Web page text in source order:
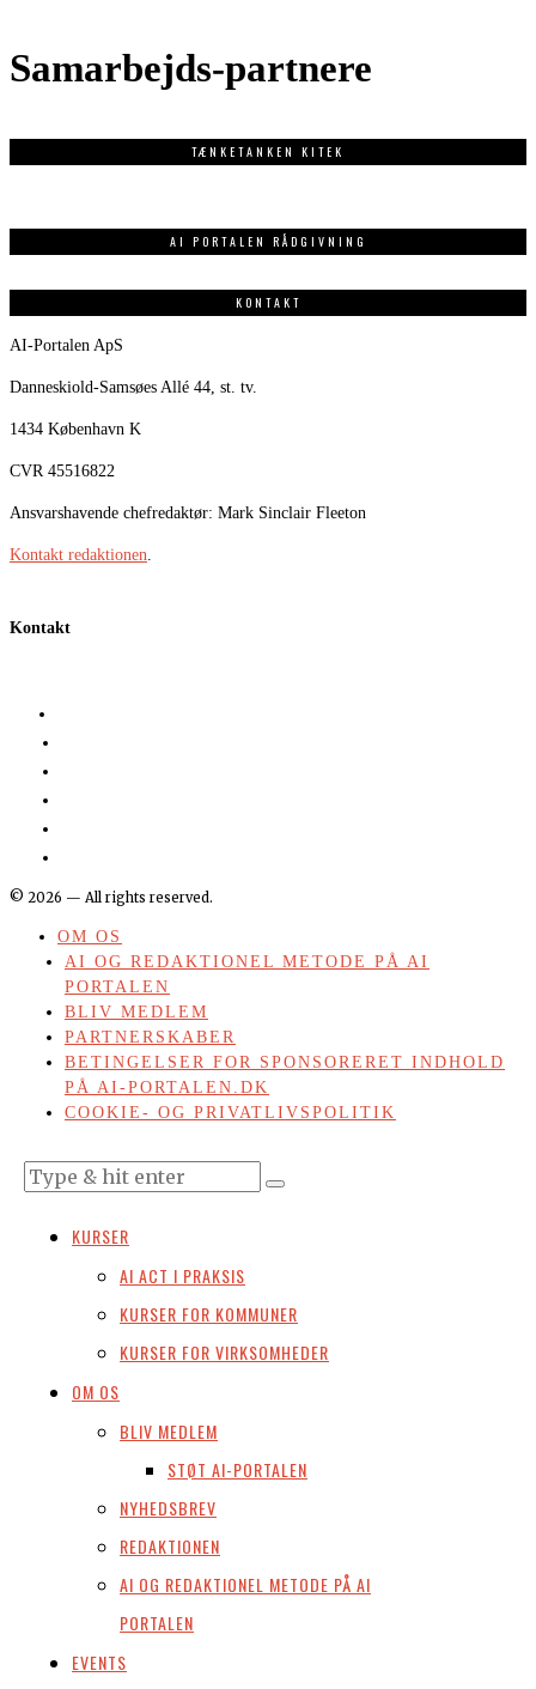
Samarbejds-partnere
TÆNKETANKEN KITEK
AI PORTALEN RÅDGIVNING
KONTAKT
AI-Portalen ApS
Danneskiold-Samsøes Allé 44, st. tv.
1434 København K
CVR 45516822
Ansvarshavende chefredaktør: Mark Sinclair Fleeton
Kontakt redaktionen.
Kontakt
© 2026 — All rights reserved.
OM OS
AI OG REDAKTIONEL METODE PÅ AI
PORTALEN
BLIV MEDLEM
PARTNERSKABER
BETINGELSER FOR SPONSORERET INDHOLD
PÅ AI-PORTALEN.DK
COOKIE- OG PRIVATLIVSPOLITIK
KURSER
AI ACT I PRAKSIS
KURSER FOR KOMMUNER
KURSER FOR VIRKSOMHEDER
OM OS
BLIV MEDLEM
STØT AI-PORTALEN
NYHEDSBREV
REDAKTIONEN
AI OG REDAKTIONEL METODE PÅ AI
PORTALEN
EVENTS